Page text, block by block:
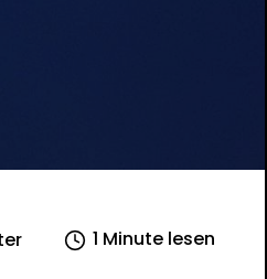
1 Minute lesen